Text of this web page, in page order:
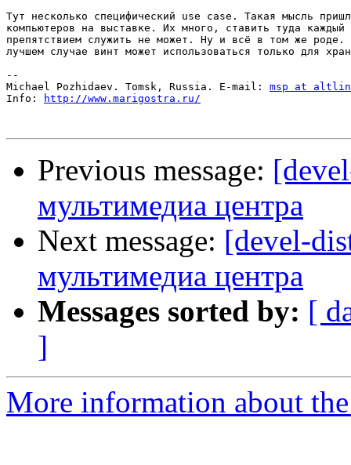
Тут несколько специфический use case. Такая мысль
компьютеров на выставке. Их много, ставить туда
препятствием служить не может. Ну и всё в том же роде.
лучшем случае винт может использоваться только для
--
Michael Pozhidaev. Tomsk, Russia. E-mail: msp at
Info:
http://www.marigostra.ru/
Previous message:
мультимедиа центра
Next message: [devel-
мультимедиа центра
Messages sorted by: [
]
More information about